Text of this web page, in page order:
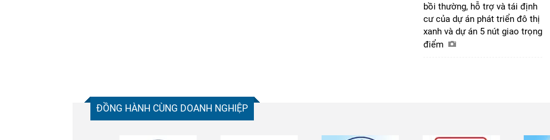
bồi thường, hỗ trợ và tái định
cư của dự án phát triển đô thị
xanh và dự án 5 nút giao trọng
điểm
ĐỒNG HÀNH CÙNG DOANH NGHIỆP